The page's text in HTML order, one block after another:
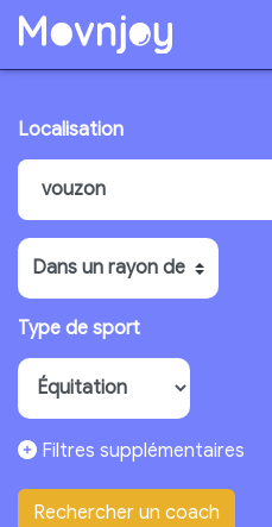
Localisation
Type de sport
Filtres supplémentaires